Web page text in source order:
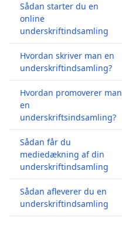
Sådan starter du en
online
underskriftindsamling
Hvordan skriver man en
underskriftindsamling?
Hvordan promoverer man
en
underskriftsindsamling?
Sådan får du
mediedækning af din
underskriftindsamling
Sådan afleverer du en
underskriftindsamling